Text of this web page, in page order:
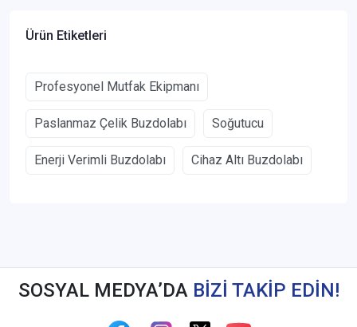
Ürün Etiketleri
Profesyonel Mutfak Ekipmanı
Paslanmaz Çelik Buzdolabı Soğutucu
Enerji Verimli Buzdolabı Cihaz Altı Buzdolabı
SOSYAL MEDYA’DA BİZİ TAKİP EDİN!